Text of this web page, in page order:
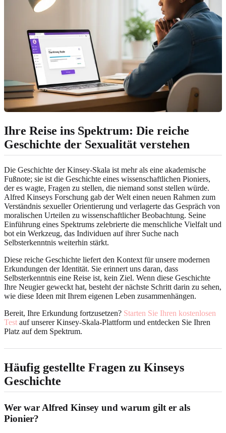
Ihre Reise ins Spektrum: Die reiche
Geschichte der Sexualität verstehen
Die Geschichte der Kinsey-Skala ist mehr als eine akademische
Fußnote; sie ist die Geschichte eines wissenschaftlichen Pioniers,
der es wagte, Fragen zu stellen, die niemand sonst stellen würde.
Alfred Kinseys Forschung gab der Welt einen neuen Rahmen zum
Verständnis sexueller Orientierung und verlagerte das Gespräch von
moralischen Urteilen zu wissenschaftlicher Beobachtung. Seine
Einführung eines Spektrums zelebrierte die menschliche Vielfalt und
bot ein Werkzeug, das Individuen auf ihrer Suche nach
Selbsterkenntnis weiterhin stärkt.
Diese reiche Geschichte liefert den Kontext für unsere modernen
Erkundungen der Identität. Sie erinnert uns daran, dass
Selbsterkenntnis eine Reise ist, kein Ziel. Wenn diese Geschichte
Ihre Neugier geweckt hat, besteht der nächste Schritt darin zu sehen,
wie diese Ideen mit Ihrem eigenen Leben zusammenhängen.
Bereit, Ihre Erkundung fortzusetzen? Starten Sie Ihren kostenlosen
Test auf unserer Kinsey-Skala-Plattform und entdecken Sie Ihren
Platz auf dem Spektrum.
Häufig gestellte Fragen zu Kinseys
Geschichte
Wer war Alfred Kinsey und warum gilt er als
Pionier?